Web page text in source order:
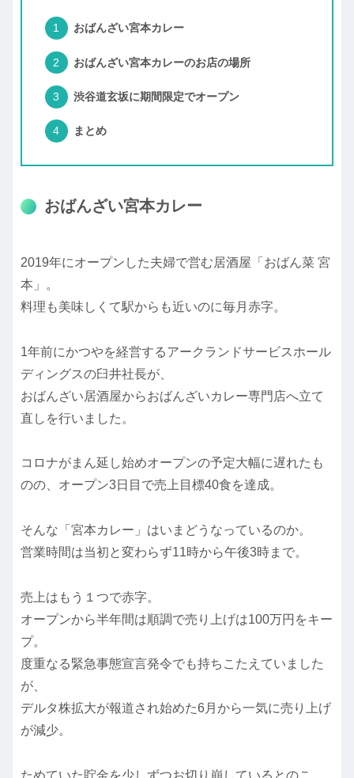
おばんざい宮本カレー
おばんざい宮本カレーのお店の場所
渋谷道玄坂に期間限定でオープン
まとめ
おばんざい宮本カレー
2019年にオープンした夫婦で営む居酒屋「おばん菜 宮
本」。
料理も美味しくて駅からも近いのに毎月赤字。
1年前にかつやを経営するアークランドサービスホール
ディングスの臼井社長が、
おばんざい居酒屋からおばんざいカレー専門店へ立て
直しを行いました。
コロナがまん延し始めオープンの予定大幅に遅れたも
のの、オープン3日目で売上目標40食を達成。
そんな「宮本カレー」はいまどうなっているのか。
営業時間は当初と変わらず11時から午後3時まで。
売上はもう１つで赤字。
オープンから半年間は順調で売り上げは100万円をキー
プ。
度重なる緊急事態宣言発令でも持ちこたえていました
が、
デルタ株拡大が報道され始めた6月から一気に売り上げ
が減少。
ためていた貯金を少しずつお切り崩しているとのこ